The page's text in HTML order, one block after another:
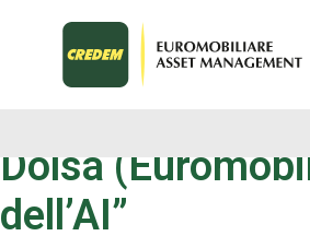
Dolsa
dell’AI”